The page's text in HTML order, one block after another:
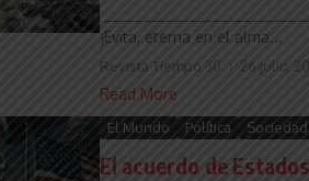
¡Evita, eterna en el alma...
Revista Tiempo 30 26 julio,
Read More
El Mundo Política Sociedad
El acuerdo de